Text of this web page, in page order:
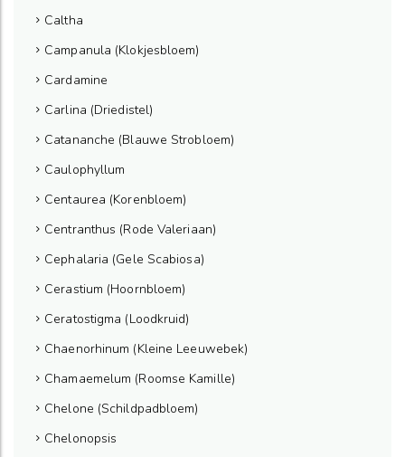
Caltha
Campanula (Klokjesbloem)
Cardamine
Carlina (Driedistel)
Catananche (Blauwe Strobloem)
Caulophyllum
Centaurea (Korenbloem)
Centranthus (Rode Valeriaan)
Cephalaria (Gele Scabiosa)
Cerastium (Hoornbloem)
Ceratostigma (Loodkruid)
Chaenorhinum (Kleine Leeuwebek)
Chamaemelum (Roomse Kamille)
Chelone (Schildpadbloem)
Chelonopsis